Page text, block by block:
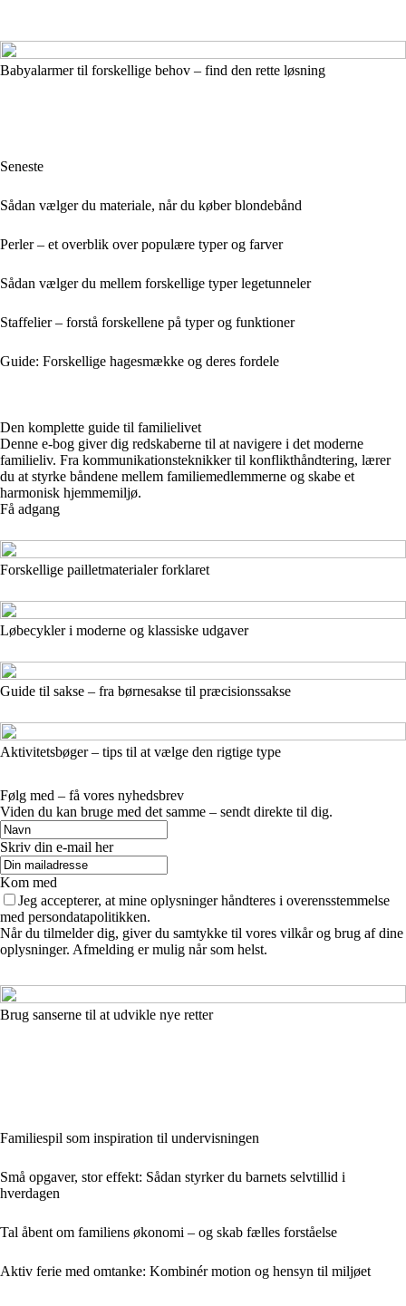
Babyalarmer til forskellige behov – find den rette løsning
Seneste
Sådan vælger du materiale, når du køber blondebånd
Perler – et overblik over populære typer og farver
Sådan vælger du mellem forskellige typer legetunneler
Staffelier – forstå forskellene på typer og funktioner
Guide: Forskellige hagesmække og deres fordele
Den komplette guide til familielivet
Denne e-bog giver dig redskaberne til at navigere i det moderne
familieliv. Fra kommunikationsteknikker til konflikthåndtering, lærer
du at styrke båndene mellem familiemedlemmerne og skabe et
harmonisk hjemmemiljø.
Få adgang
Forskellige pailletmaterialer forklaret
Løbecykler i moderne og klassiske udgaver
Guide til sakse – fra børnesakse til præcisionssakse
Aktivitetsbøger – tips til at vælge den rigtige type
Følg med – få vores nyhedsbrev
Viden du kan bruge med det samme – sendt direkte til dig.
Skriv din e-mail her
Kom med
Jeg accepterer, at mine oplysninger håndteres i overensstemmelse
med persondatapolitikken.
Når du tilmelder dig, giver du samtykke til vores vilkår og brug af dine
oplysninger. Afmelding er mulig når som helst.
Brug sanserne til at udvikle nye retter
Familiespil som inspiration til undervisningen
Små opgaver, stor effekt: Sådan styrker du barnets selvtillid i
hverdagen
Tal åbent om familiens økonomi – og skab fælles forståelse
Aktiv ferie med omtanke: Kombinér motion og hensyn til miljøet